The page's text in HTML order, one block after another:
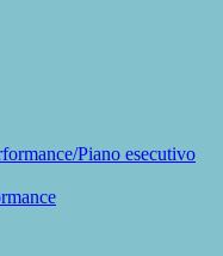
Piano esecutivo